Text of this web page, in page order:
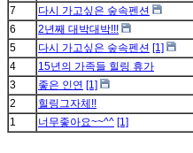
7
다시 가고싶은 숲속펜션
6
2년째 대박대박!!!
5
다시 가고싶은 숲속펜션 [1]
4
15년의 가족들 힐링 휴가
3
좋은 인연 [1]
2
힐링그자체!!
1
너무좋아요~~^^ [1]